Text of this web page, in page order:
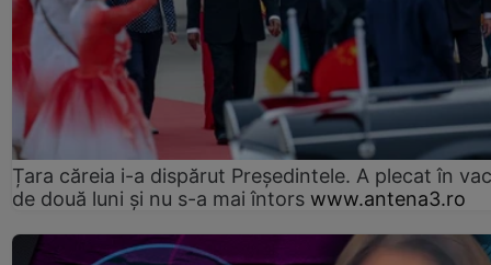
Țara căreia i-a dispărut Președintele. A plecat în
de două luni și nu s-a mai întors www.antena3.ro